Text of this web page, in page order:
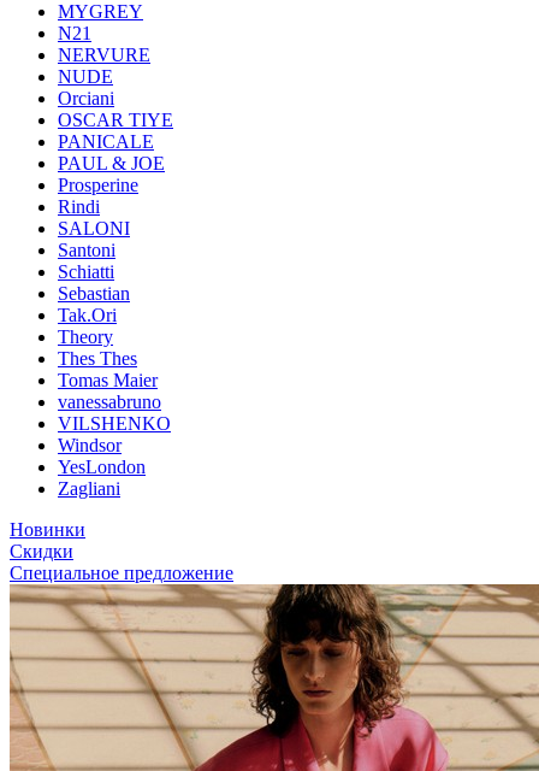
MYGREY
N21
NERVURE
NUDE
Orciani
OSCAR TIYE
PANICALE
PAUL & JOE
Prosperine
Rindi
SALONI
Santoni
Schiatti
Sebastian
Tak.Ori
Theory
Thes Thes
Tomas Maier
vanessabruno
VILSHENKO
Windsor
YesLondon
Zagliani
Новинки
Скидки
Специальное предложение